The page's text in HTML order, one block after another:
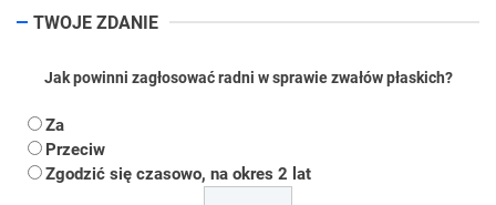
TWOJE ZDANIE
Jak powinni zagłosować radni w sprawie zwałów płaskich?
Za
Przeciw
Zgodzić się czasowo, na okres 2 lat